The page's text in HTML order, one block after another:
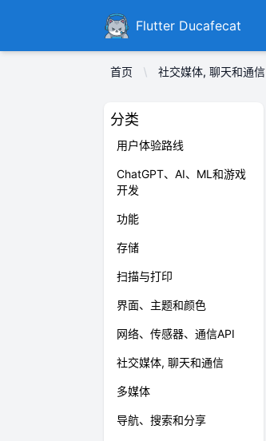
DucafecatFlutter Ducafecat
首页 社交媒体, 聊天和通信
分类
用户体验路线
ChatGPT、AI、ML和游戏
开发
功能
存储
扫描与打印
界面、主题和颜色
网络、传感器、通信API
社交媒体, 聊天和通信
多媒体
导航、搜索和分享